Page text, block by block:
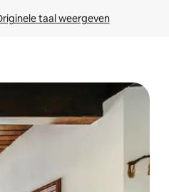
taal weergeven